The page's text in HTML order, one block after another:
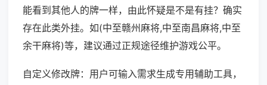
能看到其他人的牌一样，由此怀疑是不是有挂？确实
存在此类外挂。如(中至赣州麻将,中至南昌麻将,中至
余干麻将)等，建议通过正规途径维护游戏公平。
自定义修改牌：用户可输入需求生成专用辅助工具，